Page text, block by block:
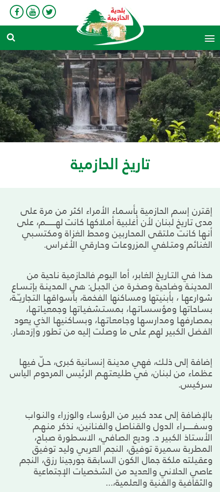
تاريخ الحازمية
إقترن إسم الحـازمية بأسمـاء الأمراء اكثر من مرة على
مدى تـاريخ لبنـان لأن أغلبية أمـلاكهـا كـانت لهــــــــــم، على
أنـهـا كـانت ملتقى المحـاربين ومحط الغزاة ومكتسبي
الغنـائم ومتـلفي المزروعـات وحـارقي الأغـراس.
هذا في التــاريخ الغـابر، أما اليوم فالحـازمية نـاحية من
المدينـة وضـاحية وصخـرة من الجبـل: هي المدينـة بإتـسـاع
شوارعهـا ، بأبنيتها ومساكنها الفخمة، بأسواقهـا التـجاريـّــة،
بسـاحـاتهـا ومؤسسـاتـهـا، بمستـشفيـاتهـا وجمعيـاتـهـا،
بمصـارفهـا ومدارسهـا وجـامعـاتـهـا، وبسـاكنيهـا الذي يعود
الفضل الكبير لهم على ما وصلت إليه من تطور وإزدهـار.
إضافة إلى ذلـك، فهي مدينـة إنسـانية كبرى، حــلّ فيهـا
عظمـاء من لبنـان، في طليعتـهـم الرئيس المرحوم الياس
سركيس.
بالإضـافة إلى عدد كبير من الرؤسـاء والوزراء والنـواب
وسفــــــــراء الدول والقنـاصل والفنـانين، نذكر منـهـم
الأستـاذ الكبير د. وديع الصـافي، الاسطورة صبـاح،
المطربة سميرة توفيق، النجم العربي وليد توفيق
وعقيلته ملكة جمال الكون السابقة جورجينا رزق، النجم
عاصي الحلاني والعديد من الشخصيات الإجتماعية
والثقافية والفنية والعلمية،...